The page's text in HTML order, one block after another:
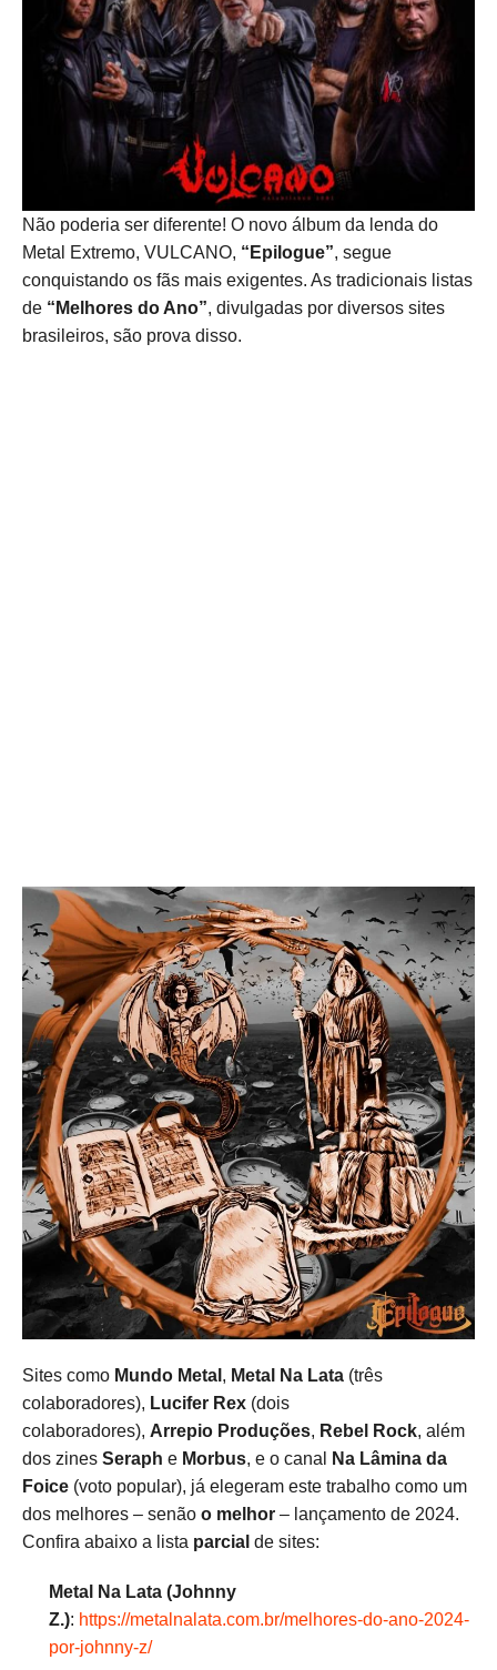
Não poderia ser diferente! O novo álbum da lenda do
Metal Extremo, VULCANO, “Epilogue”, segue
conquistando os fãs mais exigentes. As tradicionais listas
de “Melhores do Ano”, divulgadas por diversos sites
brasileiros, são prova disso.
Sites como Mundo Metal , Metal Na Lata (três
colaboradores), Lucifer Rex (dois
colaboradores), Arrepio Produções, Rebel Rock, além
dos zines Seraph e Morbus, e o canal
Na Lâmina da
Foice (voto popular), já elegeram este trabalho como um
dos melhores – senão o melhor – lançamento de 2024.
Confira abaixo a lista parcial de sites:
Metal Na Lata (Johnny
Z.): https://metalnalata.com.br/melhores-do-ano-2024-
por-johnny-z/